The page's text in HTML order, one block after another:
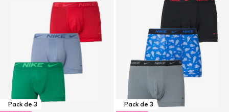
Pack de 3
Pack de 3